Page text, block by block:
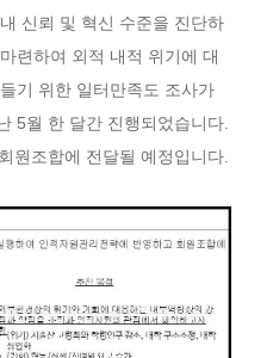
신뢰 및 혁신 수준을 진단하
련하여 외적 내적 위기에 대
기 위한 일터만족도 조사가
5월 한 달간 진행되었습니다.
원조합에 전달될 예정입니다.